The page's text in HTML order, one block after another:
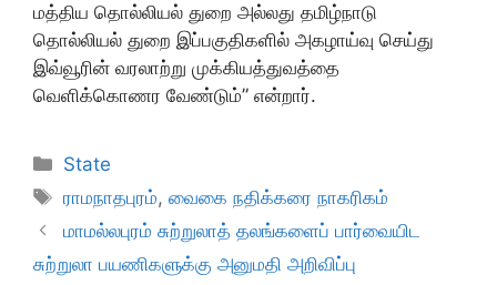
மத்திய தொல்லியல் துறை அல்லது தமிழ்நாடு
தொல்லியல் துறை இப்பகுதிகளில் அகழாய்வு செய்து
இவ்வூரின் வரலாற்று முக்கியத்துவத்தை
வெளிக்கொணர வேண்டும்” என்றார்.
Categories
State
Tags
ராமநாதபுரம்,வைகை நதிக்கரை நாகரிகம்
மாமல்லபுரம் சுற்றுலாத் தலங்களைப் பார்வையிட
சுற்றுலா பயணிகளுக்கு அனுமதி அறிவிப்பு